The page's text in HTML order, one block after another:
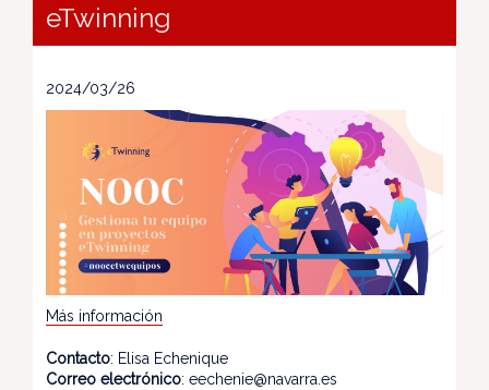
eTwinning
2024/03/26
Más información
Contacto: Elisa Echenique
Correo electrónico: eechenie@navarra.es